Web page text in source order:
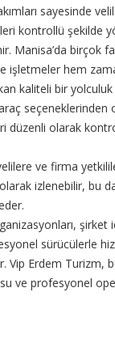
sayesinde
kontrollü şekilde
birçok
hem
kaliteli bir yolculuk
düzenli olarak
ve firma
izlenebilir, bu
sürücülerle
Erdem
ve profesyonel